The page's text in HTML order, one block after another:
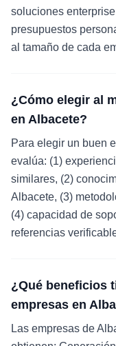
soluciones
presupuestos
al tamaño de cada
¿Cómo elegir al
en Albacete?
Para elegir un buen
evalúa: (1)
similares, (2)
Albacete, (3)
(4) capacidad de
referencias
¿Qué beneficios
empresas en
Las empresas de